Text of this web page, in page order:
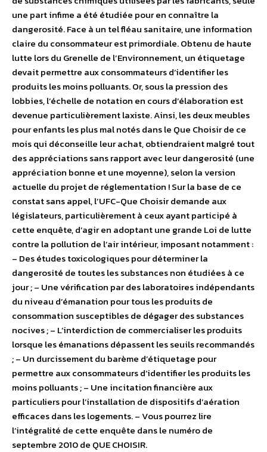
une part infime a été étudiée pour en connaître la
dangerosité. Face à un tel fléau sanitaire, une information
claire du consommateur est primordiale. Obtenu de haute
lutte lors du Grenelle de l’Environnement, un étiquetage
devait permettre aux consommateurs d’identifier les
produits les moins polluants. Or, sous la pression des
lobbies, l’échelle de notation en cours d’élaboration est
devenue particulièrement laxiste. Ainsi, les deux meubles
pour enfants les plus mal notés dans le Que Choisir de ce
mois qui déconseille leur achat, obtiendraient malgré tout
des appréciations sans rapport avec leur dangerosité (une
appréciation bonne et une moyenne), selon la version
actuelle du projet de réglementation ! Sur la base de ce
constat sans appel, l’UFC-Que Choisir demande aux
législateurs, particulièrement à ceux ayant participé à
cette enquête, d’agir en adoptant une grande Loi de lutte
contre la pollution de l’air intérieur, imposant notamment :
– Des études toxicologiques pour déterminer la
dangerosité de toutes les substances non étudiées à ce
jour ; – Une vérification par des laboratoires indépendants
du niveau d’émanation pour tous les produits de
consommation susceptibles de dégager des substances
nocives ; – L’interdiction de commercialiser les produits
lorsque les émanations dépassent les seuils recommandés
; – Un durcissement du barème d’étiquetage pour
permettre aux consommateurs d’identifier les produits les
moins polluants ; – Une incitation financière aux
particuliers pour l’installation de dispositifs d’aération
efficaces dans les logements. – Vous pourrez lire
l’intégralité de cette enquête dans le numéro de
septembre 2010 de QUE CHOISIR.